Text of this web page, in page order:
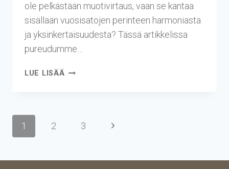
ole pelkästään muotivirtaus, vaan se kantaa
sisällään vuosisatojen perinteen harmoniasta
ja yksinkertaisuudesta? Tässä artikkelissa
pureudumme…
LUE LISÄÄ
1 2 3